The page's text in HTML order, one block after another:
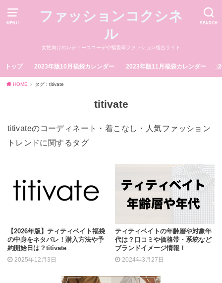
MENU SEARCH
ファッションコクシネ
ル
女性向けのレディースコーデや福袋等ファッション総合サイト
トップ 2023年版10月福袋カレンダー 2023年版11月福袋カレンダー
HOME タグ : titivate
titivate
titivateのコーディネート・着こなし・人気ファッション
トレンドに関するタグ
【2026年版】ティティベイト福袋
の中身をネタバレ！購入方法や予
約開始日は？titivate
2025年12月3日
ティティベイトの年齢層や対象年
代は？口コミや価格帯・系統など
ブランドイメージ情報！
2024年3月27日